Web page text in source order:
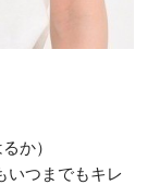
か）
いつまでもキレ